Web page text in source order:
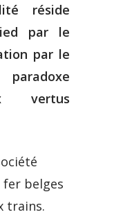
réside
par le
par le
vertus
fer belges
trains.